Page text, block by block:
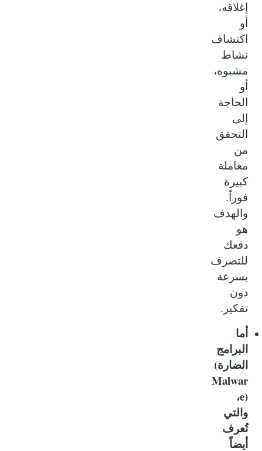
إغلاقه،
اكتشاف
نشاط
مشبوه،
الحاجة
إلى
التحقق
من
معاملة
كبيرة
فوراً.
والهدف
هو
دفعك
للتصرف
بسرعة
دون
تفكير.
أما
البرامج
الضارة(
Malwar
،
والتي
تُعرف
أيضاً